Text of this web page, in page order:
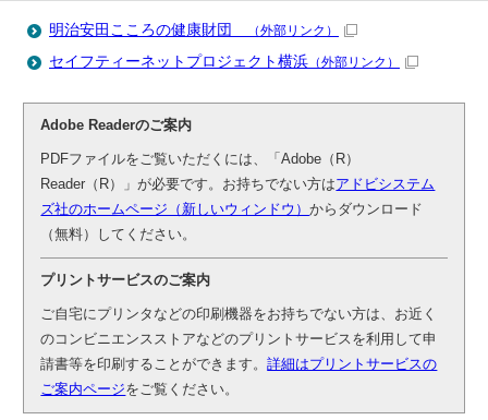
明治安田こころの健康財団 （外部リンク）
セイフティーネットプロジェクト横浜 （外部リンク）
Adobe Readerのご案内
PDFファイルをご覧いただくには、「Adobe（R）
Reader（R）」が必要です。お持ちでない方はアドビシステム
ズ社のホームページ（新しいウィンドウ）からダウンロード
（無料）してください。
プリントサービスのご案内
ご自宅にプリンタなどの印刷機器をお持ちでない方は、お近く
のコンビニエンスストアなどのプリントサービスを利用して申
請書等を印刷することができます。詳細はプリントサービスの
ご案内ページをご覧ください。